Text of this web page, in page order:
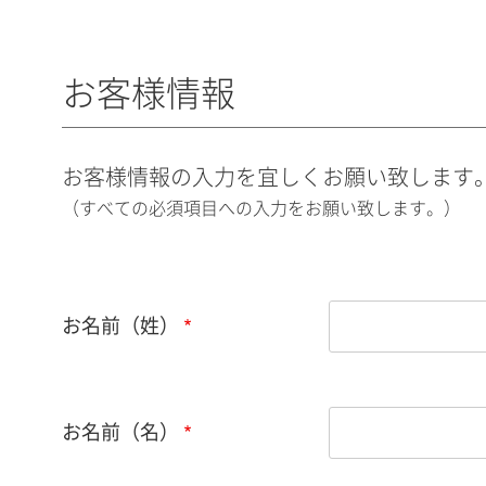
お客様情報
お客様情報の入力を宜しくお願い致します
（すべての必須項目への入力をお願い致します。）
お名前（姓）
お名前（名）